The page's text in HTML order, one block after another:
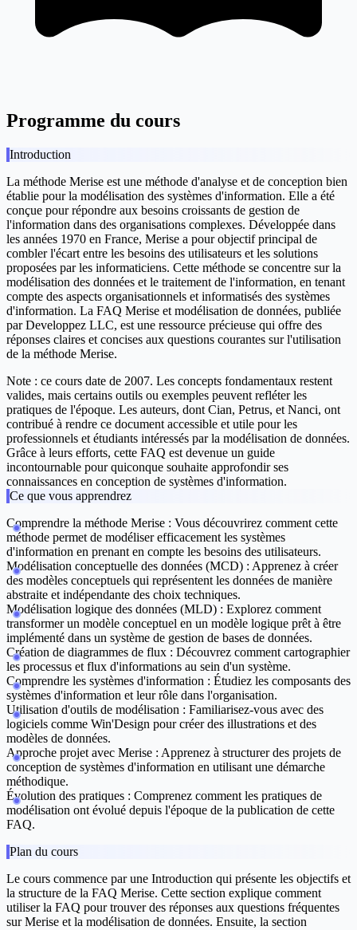
Programme du cours
Introduction
La méthode Merise est une méthode d'analyse et de conception bien
établie pour la modélisation des systèmes d'information. Elle a été
conçue pour répondre aux besoins croissants de gestion de
l'information dans des organisations complexes. Développée dans
les années 1970 en France, Merise a pour objectif principal de
combler l'écart entre les besoins des utilisateurs et les solutions
proposées par les informaticiens. Cette méthode se concentre sur la
modélisation des données et le traitement de l'information, en tenant
compte des aspects organisationnels et informatisés des systèmes
d'information. La FAQ Merise et modélisation de données, publiée
par Developpez LLC, est une ressource précieuse qui offre des
réponses claires et concises aux questions courantes sur l'utilisation
de la méthode Merise.
Note : ce cours date de 2007. Les concepts fondamentaux restent
valides, mais certains outils ou exemples peuvent refléter les
pratiques de l'époque. Les auteurs, dont Cian, Petrus, et Nanci, ont
contribué à rendre ce document accessible et utile pour les
professionnels et étudiants intéressés par la modélisation de données.
Grâce à leurs efforts, cette FAQ est devenue un guide
incontournable pour quiconque souhaite approfondir ses
connaissances en conception de systèmes d'information.
Ce que vous apprendrez
Comprendre la méthode Merise : Vous découvrirez comment cette
méthode permet de modéliser efficacement les systèmes
d'information en prenant en compte les besoins des utilisateurs.
Modélisation conceptuelle des données (MCD) : Apprenez à créer
des modèles conceptuels qui représentent les données de manière
abstraite et indépendante des choix techniques.
Modélisation logique des données (MLD) : Explorez comment
transformer un modèle conceptuel en un modèle logique prêt à être
implémenté dans un système de gestion de bases de données.
Création de diagrammes de flux : Découvrez comment cartographier
les processus et flux d'informations au sein d'un système.
Comprendre les systèmes d'information : Étudiez les composants des
systèmes d'information et leur rôle dans l'organisation.
Utilisation d'outils de modélisation : Familiarisez-vous avec des
logiciels comme Win'Design pour créer des illustrations et des
modèles de données.
Approche projet avec Merise : Apprenez à structurer des projets de
conception de systèmes d'information en utilisant une démarche
méthodique.
Évolution des pratiques : Comprenez comment les pratiques de
modélisation ont évolué depuis l'époque de la publication de cette
FAQ.
Plan du cours
Le cours commence par une Introduction qui présente les objectifs et
la structure de la FAQ Merise. Cette section explique comment
utiliser la FAQ pour trouver des réponses aux questions fréquentes
sur Merise et la modélisation de données. Ensuite, la section